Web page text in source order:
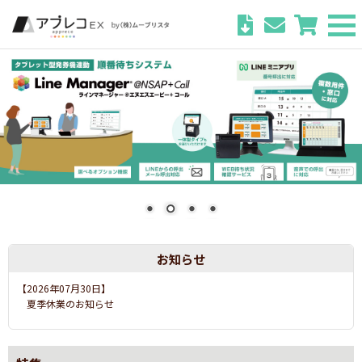
お知らせ
【2026年07月03日】
運営会社社名変更のお知らせ